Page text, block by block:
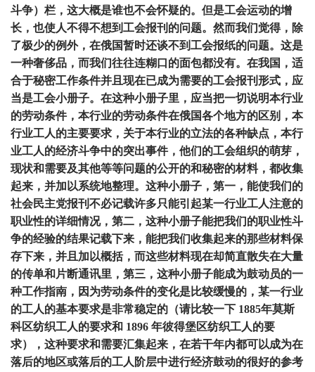
斗争）栏，这大概是谁也不会怀疑的。但是工会运动的增
长，也使人不得不想到工会报刊的问题。然而我们觉得，除
了极少的例外，在俄国暂时还谈不到工会报纸的问题。这是
一种奢侈品，而我们往往连糊口的面包都没有。在我国，适
合于秘密工作条件并且现在已成为需要的工会报刊形式，应
当是工会小册子。在这种小册子里，应当把一切说明本行业
的劳动条件，本行业的劳动条件在俄国各个地方的区别，本
行业工人的主要要求，关于本行业的立法的各种缺点，本行
业工人的经济斗争中的突出事件，他们的工会组织的萌芽，
现状和需要及其他等等问题的公开的和秘密的材料，都收集
起来，并加以系统地整理。这种小册子，第一，能使我们的
社会民主党报刊不必记载许多只能引起某一行业工人注意的
职业性的详细情况，第二，这种小册子能把我们的职业性斗
争的经验的结果记载下来，能把我们收集起来的那些材料保
存下来，并且加以概括，而这些材料现在却简直散失在大量
的传单和片断通讯里，第三，这种小册子能成为鼓动员的一
种工作指南，因为劳动条件的变化是比较缓慢的，某一行业
的工人的基本要求是非常稳定的（请比较一下 1885年莫斯
科区纺织工人的要求和 1896 年彼得堡区纺织工人的要
求），这种要求和需要汇集起来，在若干年内都可以成为在
落后的地区或落后的工人阶层中进行经济鼓动的很好的参考